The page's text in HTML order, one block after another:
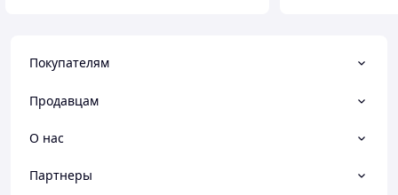
Покупателям
Продавцам
О нас
Партнеры